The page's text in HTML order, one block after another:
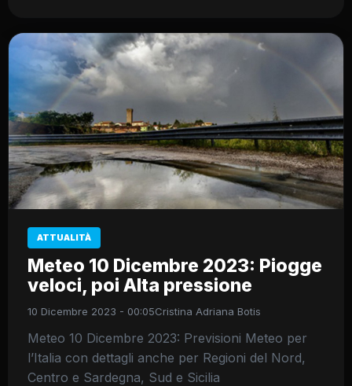
ATTUALITÀ
Meteo 10 Dicembre 2023: Piogge
veloci, poi Alta pressione
10 Dicembre 2023 - 00:05Cristina Adriana Botis
Meteo 10 Dicembre 2023: Previsioni Meteo per
l’Italia con dettagli anche per Regioni del Nord,
Centro e Sardegna, Sud e Sicilia